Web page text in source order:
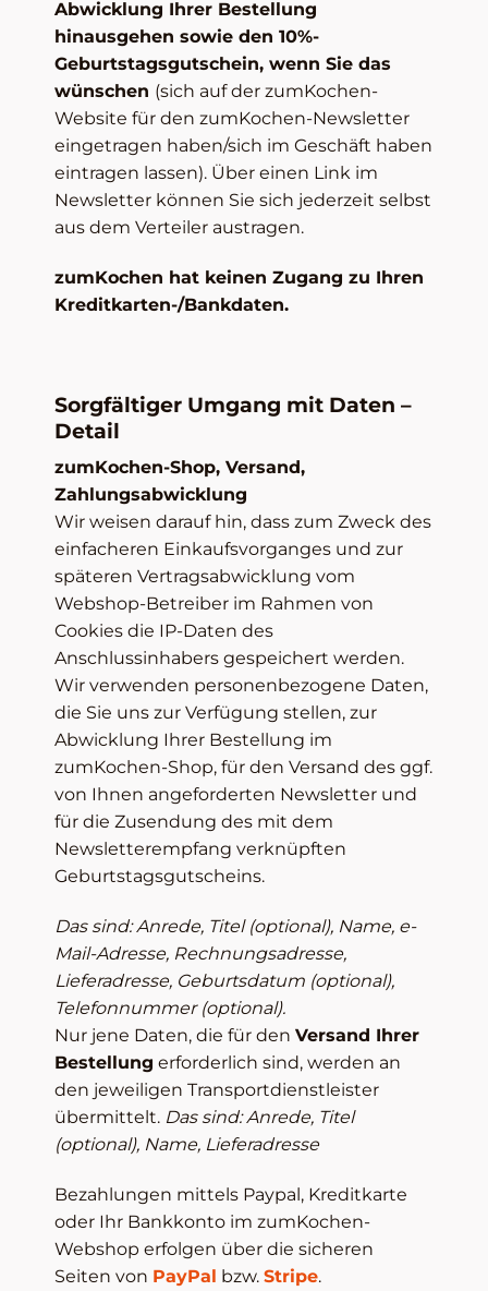
Abwicklung Ihrer Bestellung
hinausgehen sowie den 10%-
Geburtstagsgutschein, wenn Sie das
wünschen (sich auf der zumKochen-
Website für den zumKochen-Newsletter
eingetragen haben/sich im Geschäft haben
eintragen lassen). Über einen Link im
Newsletter können Sie sich jederzeit selbst
aus dem Verteiler austragen.
zumKochen hat keinen Zugang zu Ihren
Kreditkarten-/Bankdaten.
Sorgfältiger Umgang mit Daten –
Detail
zumKochen-Shop, Versand,
Zahlungsabwicklung
Wir weisen darauf hin, dass zum Zweck des
einfacheren Einkaufsvorganges und zur
späteren Vertragsabwicklung vom
Webshop-Betreiber im Rahmen von
Cookies die IP-Daten des
Anschlussinhabers gespeichert werden.
Wir verwenden personenbezogene Daten,
die Sie uns zur Verfügung stellen, zur
Abwicklung Ihrer Bestellung im
zumKochen-Shop, für den Versand des ggf.
von Ihnen angeforderten Newsletter und
für die Zusendung des mit dem
Newsletterempfang verknüpften
Geburtstagsgutscheins.
Das sind: Anrede, Titel (optional), Name, e-
Mail-Adresse, Rechnungsadresse,
Lieferadresse, Geburtsdatum (optional),
Telefonnummer (optional).
Nur jene Daten, die für den Versand Ihrer
Bestellung erforderlich sind, werden an
den jeweiligen Transportdienstleister
übermittelt. Das sind: Anrede, Titel
(optional), Name, Lieferadresse
Bezahlungen mittels Paypal, Kreditkarte
oder Ihr Bankkonto im zumKochen-
Webshop erfolgen über die sicheren
Seiten von PayPal bzw. Stripe.